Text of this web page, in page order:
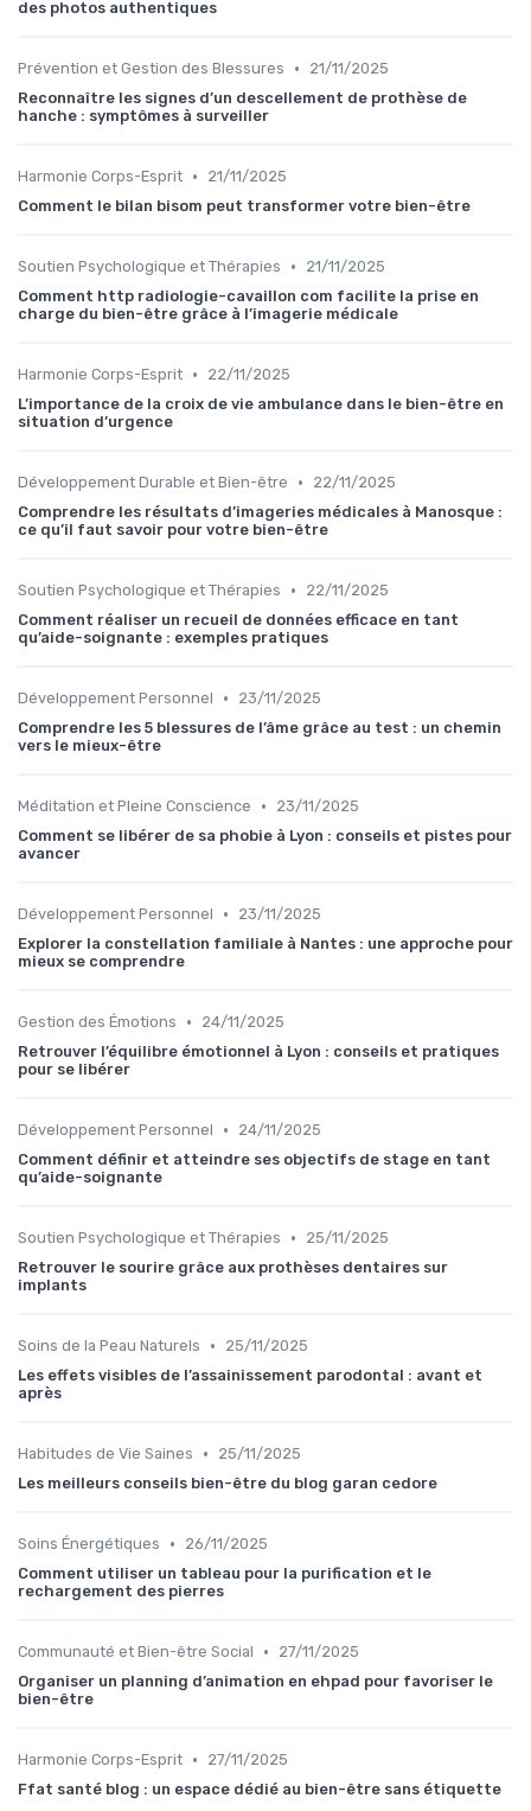
des photos authentiques
Prévention et Gestion des Blessures •
21/11/2025
Reconnaître les signes d’un descellement de prothèse de
hanche : symptômes à surveiller
Harmonie Corps-Esprit •
21/11/2025
Comment le bilan bisom peut transformer votre bien-être
Soutien Psychologique et Thérapies •
21/11/2025
Comment http radiologie-cavaillon com facilite la prise en
charge du bien-être grâce à l’imagerie médicale
Harmonie Corps-Esprit •
22/11/2025
L’importance de la croix de vie ambulance dans le bien-être en
situation d’urgence
Développement Durable et Bien-être •
22/11/2025
Comprendre les résultats d’imageries médicales à Manosque :
ce qu’il faut savoir pour votre bien-être
Soutien Psychologique et Thérapies •
22/11/2025
Comment réaliser un recueil de données efficace en tant
qu’aide-soignante : exemples pratiques
Développement Personnel •
23/11/2025
Comprendre les 5 blessures de l’âme grâce au test : un chemin
vers le mieux-être
Méditation et Pleine Conscience •
23/11/2025
Comment se libérer de sa phobie à Lyon : conseils et pistes pour
avancer
Développement Personnel •
23/11/2025
Explorer la constellation familiale à Nantes : une approche pour
mieux se comprendre
Gestion des Émotions •
24/11/2025
Retrouver l’équilibre émotionnel à Lyon : conseils et pratiques
pour se libérer
Développement Personnel •
24/11/2025
Comment définir et atteindre ses objectifs de stage en tant
qu’aide-soignante
Soutien Psychologique et Thérapies •
25/11/2025
Retrouver le sourire grâce aux prothèses dentaires sur
implants
Soins de la Peau Naturels •
25/11/2025
Les effets visibles de l’assainissement parodontal : avant et
après
Habitudes de Vie Saines •
25/11/2025
Les meilleurs conseils bien-être du blog garan cedore
Soins Énergétiques •
26/11/2025
Comment utiliser un tableau pour la purification et le
rechargement des pierres
Communauté et Bien-être Social •
27/11/2025
Organiser un planning d’animation en ehpad pour favoriser le
bien-être
Harmonie Corps-Esprit •
27/11/2025
Ffat santé blog : un espace dédié au bien-être sans étiquette